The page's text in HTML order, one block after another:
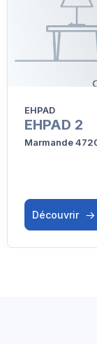
EHPAD
EHPAD 2
Marmande
Découvrir